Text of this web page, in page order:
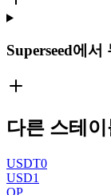
Superseed에
다른 스테
USDT0
USD1
OP